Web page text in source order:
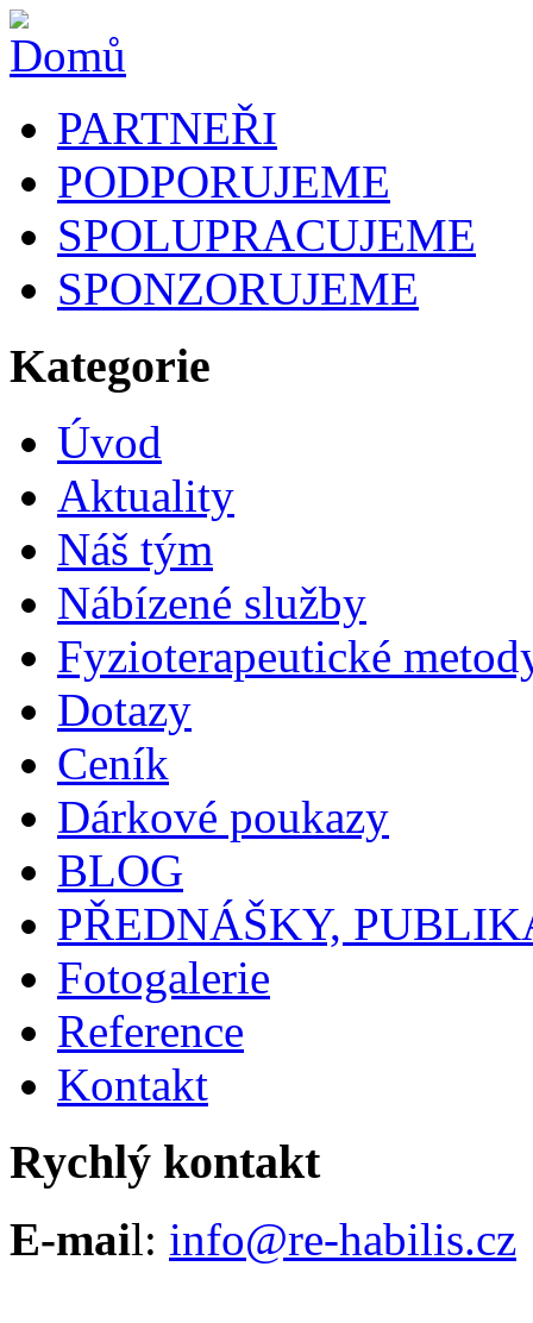
PARTNEŘI
PODPORUJEME
SPOLUPRACUJEME
SPONZORUJEME
Kategorie
Úvod
Aktuality
Náš tým
Nábízené služby
Fyzioterapeutické
Dotazy
Ceník
Dárkové poukazy
BLOG
PŘEDNÁŠKY,
Fotogalerie
Reference
Kontakt
Rychlý kontakt
E-mail: info@re-habilis.cz